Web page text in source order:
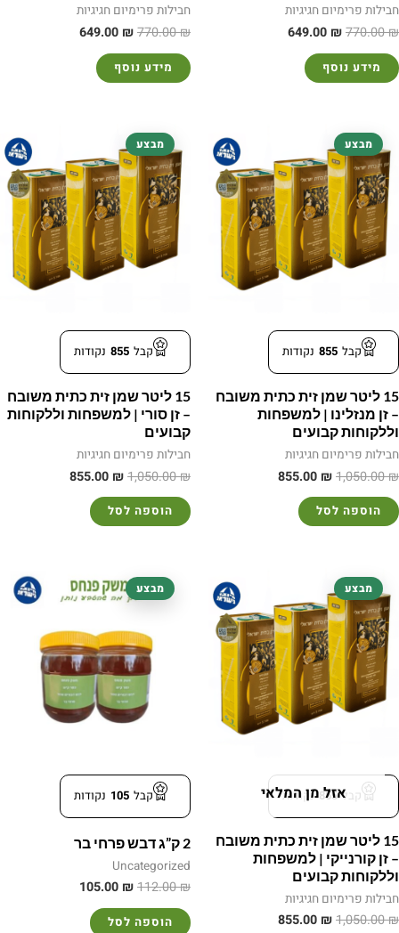
חבילות פרימיום חגיגיות
770.00₪
649.00 ₪
מידע נוסף
חבילות פרימיום חגיגיות
770.00₪
649.00 ₪
מידע נוסף
קבל 855 נקודות
מבצע
15 ליטר שמן זית כתית משובח
– זן מנזלינו | למשפחות
וללקוחות קבועים
חבילות פרימיום חגיגיות
1,050.00₪
המקורי
היה:
1,050.00 ₪.
855.00 ₪
הוא:
855.00 ₪.
הוספה לסל
קבל 855 נקודות
מבצע
15 ליטר שמן זית כתית משובח
– זן סורי | למשפחות וללקוחות
קבועים
חבילות פרימיום חגיגיות
1,050.00₪
המקורי
היה:
1,050.00 ₪.
855.00 ₪
הוא:
855.00 ₪.
הוספה לסל
אזל מן המלאיקבל 855 נקודות
מבצע
15 ליטר שמן זית כתית משובח
– זן קורנייקי | למשפחות
וללקוחות קבועים
חבילות פרימיום חגיגיות
1,050.00₪
המקורי
היה:
1,050.00 ₪.
855.00 ₪
הוא:
855.00 ₪.
קבל 105 נקודות
מבצע
2 ק”ג דבש פרחי בר
Uncategorized
112.00₪
המחיר
המקורי
היה:
105.00 ₪
הנוכחי
הוא:
הוספה לסל